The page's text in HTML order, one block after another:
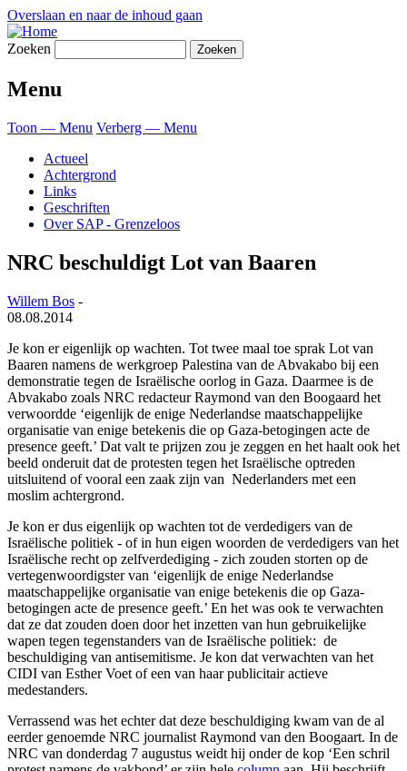
Overslaan en naar de inhoud gaan
Zoeken
Menu
Toon — Menu Verberg — Menu
Actueel
Achtergrond
Links
Geschriften
Over SAP - Grenzeloos
NRC beschuldigt Lot van Baaren
Willem Bos -
08.08.2014
Je kon er eigenlijk op wachten. Tot twee maal toe sprak Lot van
Baaren namens de werkgroep Palestina van de Abvakabo bij een
demonstratie tegen de Israëlische oorlog in Gaza. Daarmee is de
Abvakabo zoals NRC redacteur Raymond van den Boogaard het
verwoordde ‘eigenlijk de enige Nederlandse maatschappelijke
organisatie van enige betekenis die op Gaza-betogingen acte de
presence geeft.’ Dat valt te prijzen zou je zeggen en het haalt ook het
beeld onderuit dat de protesten tegen het Israëlische optreden
uitsluitend of vooral een zaak zijn van Nederlanders met een
moslim achtergrond.
Je kon er dus eigenlijk op wachten tot de verdedigers van de
Israëlische politiek - of in hun eigen woorden de verdedigers van het
Israëlische recht op zelfverdediging - zich zouden storten op de
vertegenwoordigster van ‘eigenlijk de enige Nederlandse
maatschappelijke organisatie van enige betekenis die op Gaza-
betogingen acte de presence geeft.’ En het was ook te verwachten
dat ze dat zouden doen door het inzetten van hun gebruikelijke
wapen tegen tegenstanders van de Israëlische politiek: de
beschuldiging van antisemitisme. Je kon dat verwachten van het
CIDI van Esther Voet of een van haar publicitair actieve
medestanders.
Verrassend was het echter dat deze beschuldiging kwam van de al
eerder genoemde NRC journalist Raymond van den Boogaart. In de
NRC van donderdag 7 augustus weidt hij onder de kop ‘Een schril